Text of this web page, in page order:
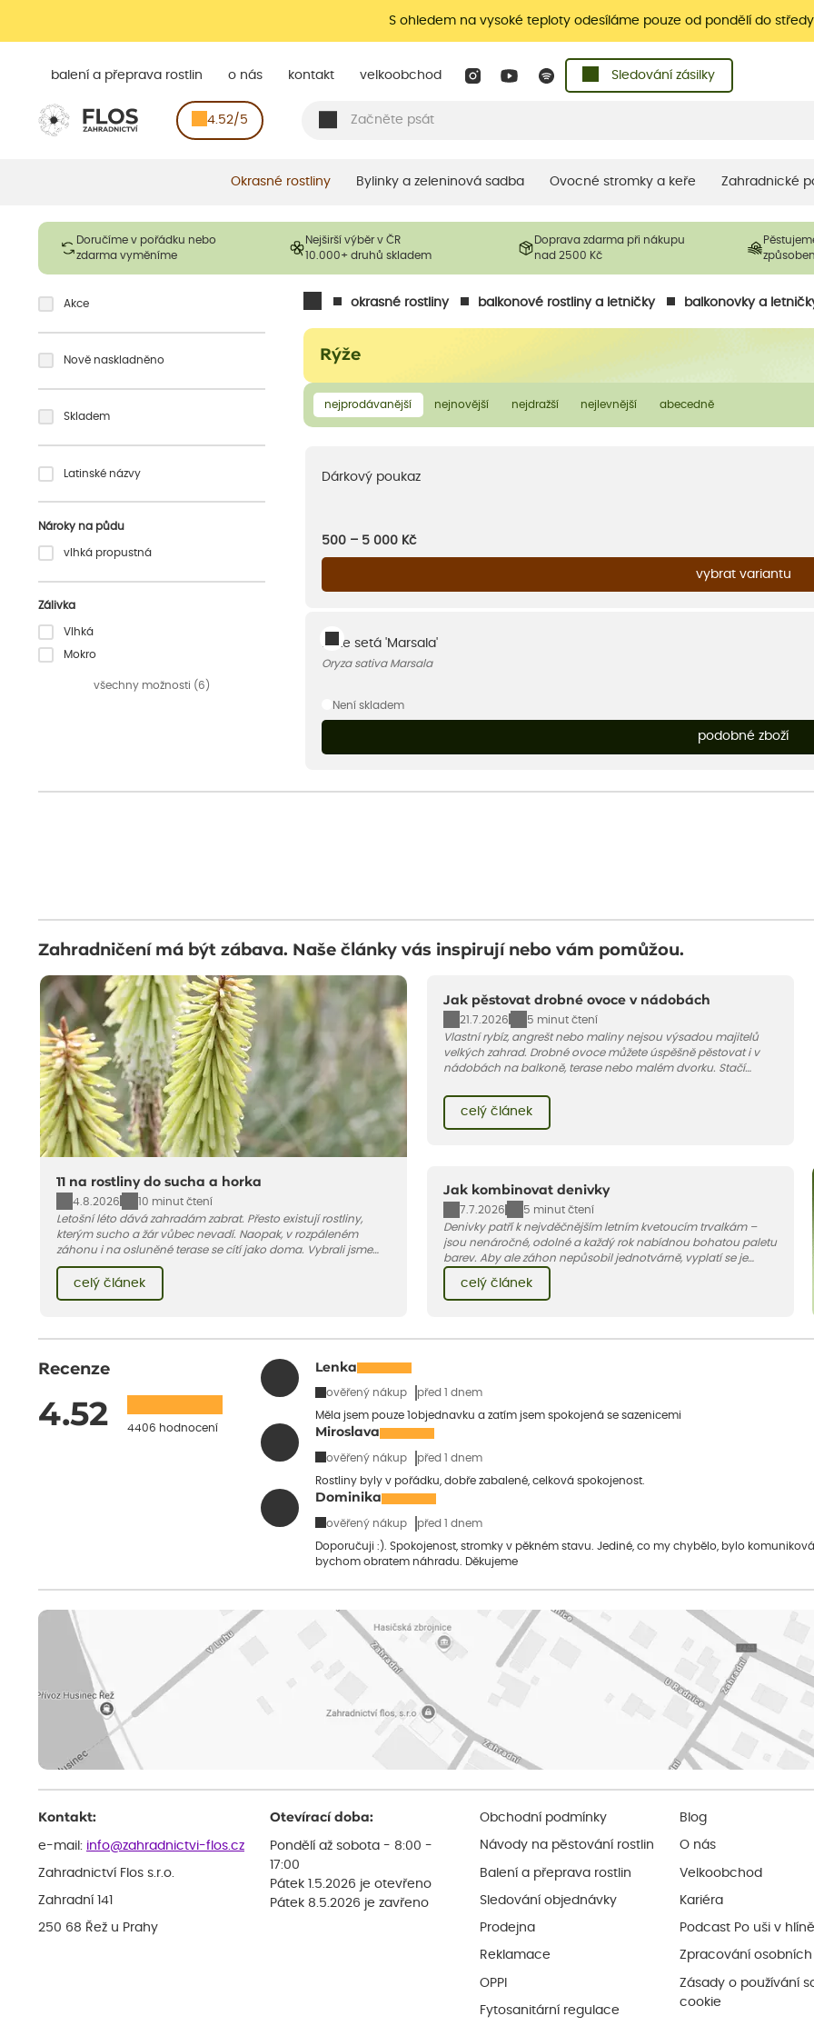
S ohledem na vysoké teploty odesíláme pouze od pondělí do středy
balení a přeprava rostlin o nás kontakt velkoobchod Sledování zásilky
4.52/5
Okrasné rostliny Bylinky a zeleninová sadba Ovocné stromky a keře Zahradnické
Doručíme v pořádku nebo
zdarma vyměníme
Nejširší výběr v ČR
10.000+ druhů skladem
Doprava zdarma při nákupu
nad 2500 Kč
okrasné rostliny balkonové rostliny a letničky balkonovky a
Rýže
nejprodávanější nejnovější nejdražší nejlevnější abecedně
Akce
Nově naskladněno
Skladem
Latinské názvy
Nároky na půdu
vlhká propustná
Zálivka
Vlhká
Mokro
všechny možnosti (6)
Dárkový poukaz
500 – 5 000 Kč
vybrat variantu
Rýže setá 'Marsala'
Oryza sativa Marsala
Není skladem
podobné zboží
Zahradničení má být zábava. Naše články vás inspirují nebo vám pomůžou.
11 na rostliny do sucha a horka
4.8.2026
10 minut čtení
Letošní léto dává zahradám zabrat. Přesto existují rostliny,
kterým sucho a žár vůbec nevadí. Naopak, v rozpáleném
záhonu i na osluněné terase se cítí jako doma. Vybrali jsme
pro vás 11 tipů na odolné druhy, které zvládnou horké a suché
léto bez pravidelné zálivky. Pojďme se podívat, které to jsou.
celý článek
Jak pěstovat drobné ovoce v nádobách
21.7.2026
5 minut čtení
Vlastní rybíz, angrešt nebo maliny nejsou výsadou majitelů
velkých zahrad. Drobné ovoce můžete úspěšně pěstovat i v
nádobách na balkoně, terase nebo malém dvorku. Stačí
pár základních pravidel. V tomto článku vám poradíme, jak na
celý článek
Jak kombinovat denivky
7.7.2026
5 minut čtení
Denivky patří k nejvděčnějším letním kvetoucím trvalkám –
jsou nenáročné, odolné a každý rok nabídnou bohatou paletu
barev. Aby ale záhon nepůsobil jednotvárně, vyplatí se je
jakými trvalkami a travinami denivky nejlépe ladí.
celý článek
Recenze
4.52 4406 hodnocení
Lenka
ověřený nákup před 1 dnem
Měla jsem pouze 1objednavku a zatím jsem spokojená se sazenicemi
Miroslava
ověřený nákup před 1 dnem
Rostliny byly v pořádku, dobře zabalené, celková spokojenost.
Dominika
ověřený nákup před 1 dnem
Doporučuji :). Spokojenost, stromky v pěkném stavu. Jediné, co my chybělo, bylo
bychom obratem náhradu. Děkujeme
Kontakt:
e-mail: info@zahradnictvi-flos.cz
Zahradnictví Flos s.r.o.
Zahradní 141
250 68 Řež u Prahy
Otevírací doba:
Pondělí až sobota - 8:00 -
17:00
Pátek 1.5.2026 je otevřeno
Pátek 8.5.2026 je zavřeno
Obchodní podmínky
Návody na pěstování rostlin
Balení a přeprava rostlin
Sledování objednávky
Prodejna
Reklamace
OPPI
Fytosanitární regulace
Blog
O nás
Velkoobchod
Kariéra
Podcast Po uši v hlíně
Zpracování
Zásady o používání
cookie